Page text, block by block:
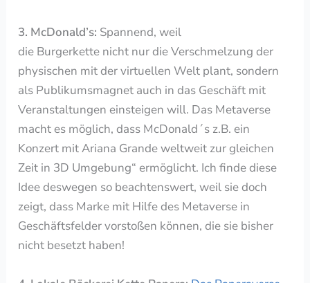
3. McDonald’s: Spannend, weil
die Burgerkette nicht nur die Verschmelzung der
physischen mit der virtuellen Welt plant, sondern
als Publikumsmagnet auch in das Geschäft mit
Veranstaltungen einsteigen will. Das Metaverse
macht es möglich, dass McDonald´s z.B. ein
Konzert mitAriana Grande weltweit zur gleichen
Zeit in 3D Umgebung“ ermöglicht. Ich finde diese
Idee deswegen so beachtenswert, weil sie doch
zeigt, dass Marke mit Hilfe des Metaverse in
Geschäftsfelder vorstoßen können, die sie bisher
nicht besetzt haben!